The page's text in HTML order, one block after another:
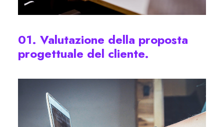
01. Valutazione della proposta
progettuale del cliente.